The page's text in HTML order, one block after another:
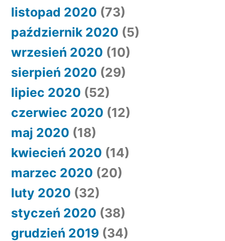
listopad 2020 (73)
październik 2020 (5)
wrzesień 2020 (10)
sierpień 2020 (29)
lipiec 2020 (52)
czerwiec 2020 (12)
maj 2020 (18)
kwiecień 2020 (14)
marzec 2020 (20)
luty 2020 (32)
styczeń 2020 (38)
grudzień 2019 (34)